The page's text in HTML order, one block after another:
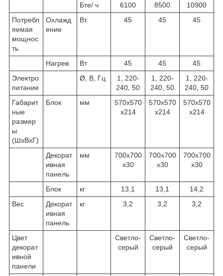
Бте/ ч
6100 8500
10900
Потребл
яемая
мощнос
ть
Охлажд
ение
Вт 45 45 45
Нагрев Вт 45 45
45
Электро
питание
Ø, В, Гц
1, 220-
240, 50
1, 220-
240, 50
1, 220-
240, 50
Габарит
ные
размер
ы
(ШхВхГ)
Блок мм
570х570
х214
570х570
х214
570х570
х214
Декорат
ивная
панель
мм
700х700
х30
700х700
х30
700х700
х30
Блок кг 13,1 13,1
14,2
Вес
Декорат
ивная
панель
кг 3,2 3,2 3,2
Цвет
декорат
ивной
панели
Светло-
серый
Светло-
серый
Светло-
серый